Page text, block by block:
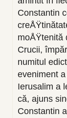
Constantin
moÅŸtenită
Crucii,
numitul
eveniment
Ierusalim a
că, ajuns
Constantin